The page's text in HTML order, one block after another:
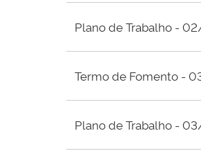
Plano de Trabalho -
Termo de Fomento -
Plano de Trabalho -